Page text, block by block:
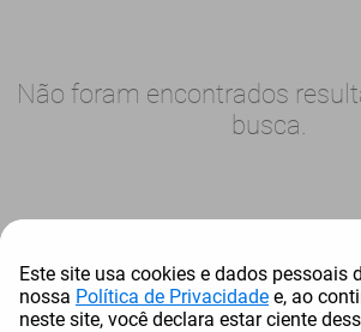
Não foram encontrados
busca.
Este site usa cookies e dados pessoais
nossa Política de Privacidade e, ao
neste site, você declara estar ciente